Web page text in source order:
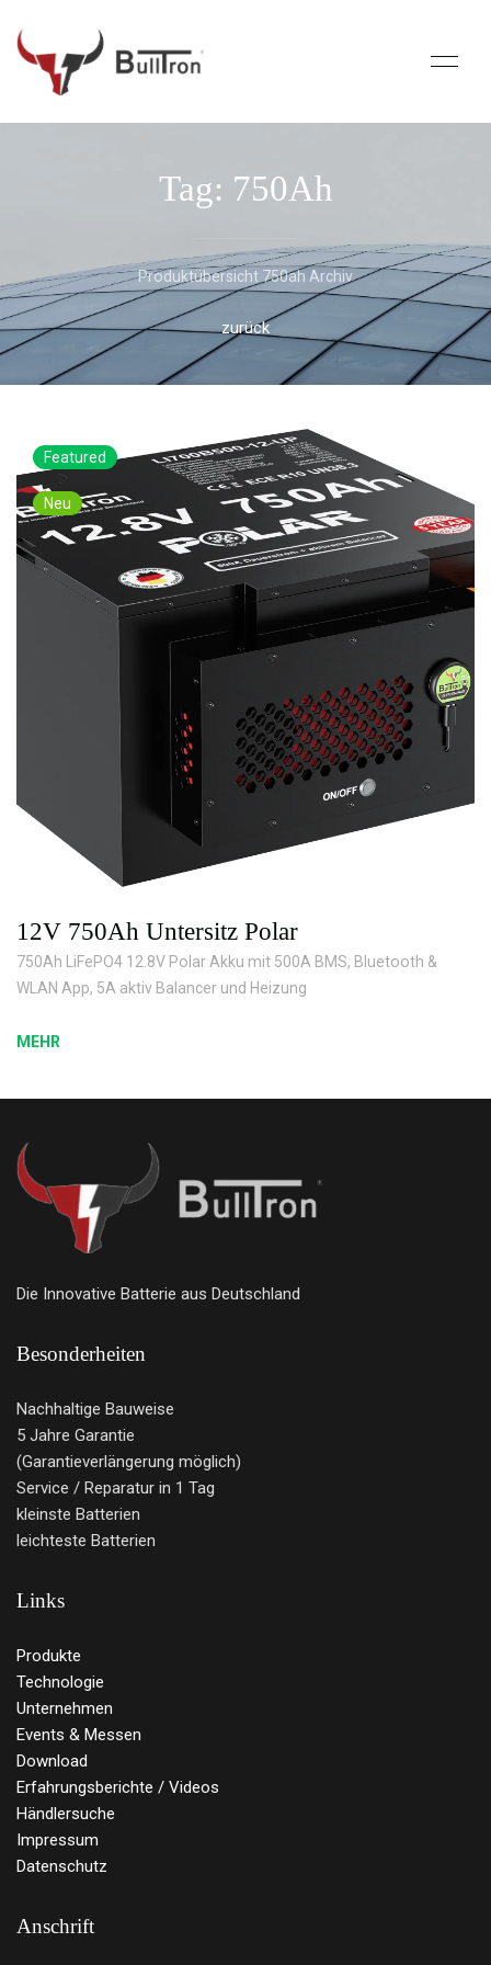
Tag: 750Ah
Produktübersicht 750ah Archiv
zurück
Featured
Neu
12V 750Ah Untersitz Polar
750Ah LiFePO4 12.8V Polar Akku mit 500A BMS, Bluetooth &
WLAN App, 5A aktiv Balancer und Heizung
MEHR
Die Innovative Batterie aus Deutschland
Besonderheiten
Nachhaltige Bauweise
5 Jahre Garantie
(Garantieverlängerung möglich)
Service / Reparatur in 1 Tag
kleinste Batterien
leichteste Batterien
Links
Produkte
Technologie
Unternehmen
Events & Messen
Download
Erfahrungsberichte / Videos
Händlersuche
Impressum
Datenschutz
Anschrift